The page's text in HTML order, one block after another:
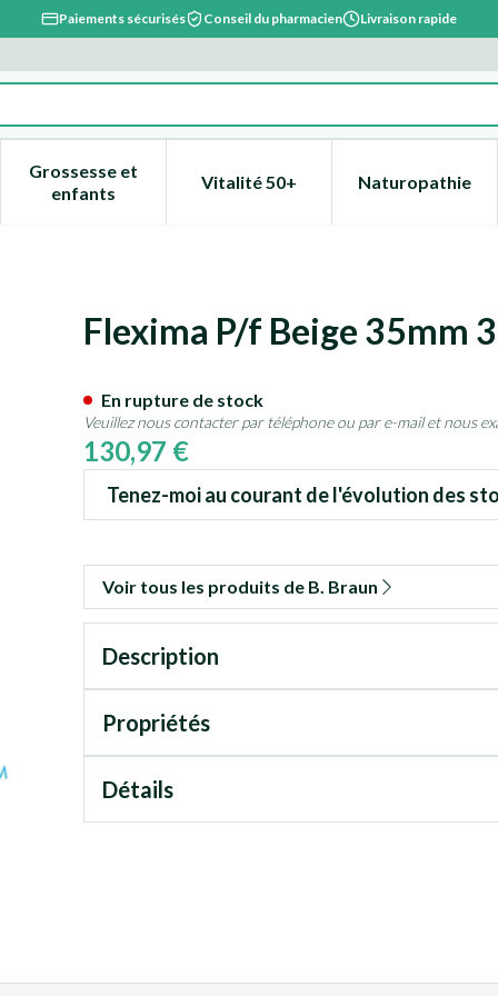
Paiements sécurisés Conseil du pharmacien Livraison rapide
Beauté, soins et hygiène
menu pour la catégorie Régime, alimentation &
Grossesse et
enfantsAfficher le sous-menu pour la catégorie
Vitalité 50+Afficher le sous-menu pour la
Naturopathie
Afficher
Flexima P/f Beige 35mm
130,97 €
Tenez-moi au courant de l'évolution des
En rupture de stock
Veuillez nous contacter par téléphone ou par e-mail et nous
Voir tous les produits de B. Braun
Description
Propriétés
Détails
en carrousel